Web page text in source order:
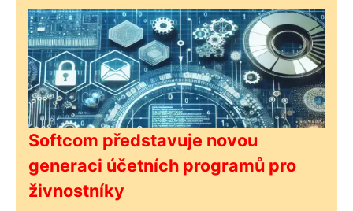
Softcom představuje novou
generaci účetních programů pro
živnostníky